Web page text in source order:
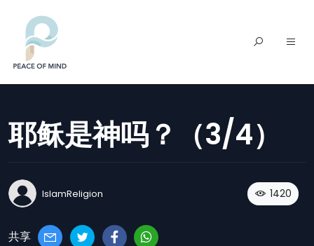
耶稣是神吗？（3/4）
IslamReligion 1420
共享